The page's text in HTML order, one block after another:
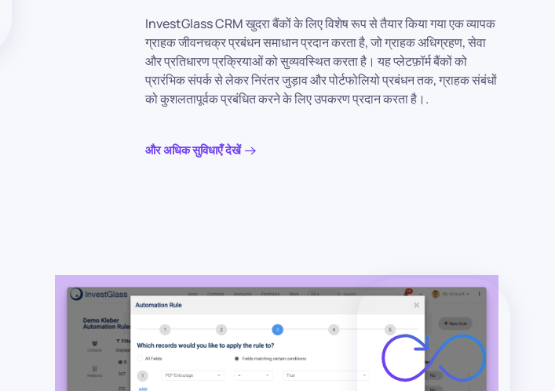
InvestGlass CRM खुदरा बैंकों के लिए विशेष रूप से तैयार किया गया एक व्यापक
ग्राहक जीवनचक्र प्रबंधन समाधान प्रदान करता है, जो ग्राहक अधिग्रहण, सेवा
और प्रतिधारण प्रक्रियाओं को सुव्यवस्थित करता है। यह प्लेटफ़ॉर्म बैंकों को
प्रारंभिक संपर्क से लेकर निरंतर जुड़ाव और पोर्टफोलियो प्रबंधन तक, ग्राहक संबंधों
को कुशलतापूर्वक प्रबंधित करने के लिए उपकरण प्रदान करता है।.
और अधिक सुविधाएँ देखें